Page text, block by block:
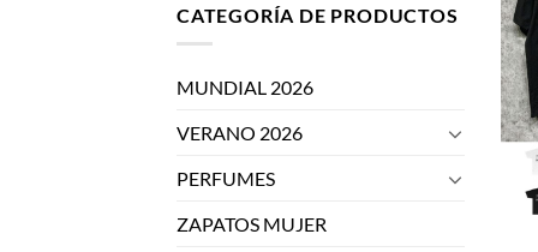
CATEGORÍA DE PRODUCTOS
MUNDIAL 2026
VERANO 2026
PERFUMES
ZAPATOS MUJER